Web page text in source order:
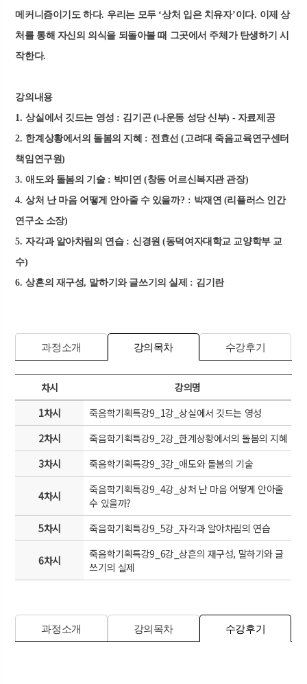
메커니즘이기도 하다. 우리는 모두 ‘상처 입은 치유자’이다. 이제 상
처를 통해 자신의 의식을 되돌아볼 때 그곳에서 주체가 탄생하기 시
작한다.
강의내용
1.상실에서 깃드는 영성 : 김기곤 (나운동 성당 신부) - 자료제공
2. 한계상황에서의 돌봄의 지혜 : 전효선 (고려대 죽음교육연구센터
책임연구원)
3.애도와 돌봄의 기술 : 박미연 (창동 어르신복지관 관장)
4.상처 난 마음 어떻게 안아줄 수 있을까? : 박재연 (리플러스 인간
연구소 소장)
5.자각과 알아차림의 연습 : 신경원 (동덕여자대학교 교양학부 교
수)
6.상흔의 재구성, 말하기와 글쓰기의 실제 : 김기란
과정소개 강의목차 수강후기
차시
강의명
1차시
죽음학기획특강9_1강_상실에서 깃드는 영성
2차시
죽음학기획특강9_2강_한계상황에서의 돌봄의 지혜
3차시
죽음학기획특강9_3강_애도와 돌봄의 기술
4차시
죽음학기획특강9_4강_상처 난 마음 어떻게 안아줄
수 있을까?
5차시
죽음학기획특강9_5강_자각과 알아차림의 연습
6차시
죽음학기획특강9_6강_상흔의 재구성, 말하기와 글
쓰기의 실제
과정소개 강의목차 수강후기